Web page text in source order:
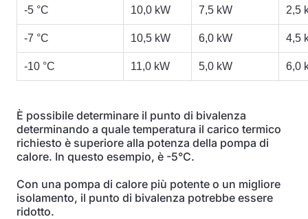
-5 °C 10,0 kW 7,5 kW 2,5
-7 °C 10,5 kW 6,0 kW 4,5
-10 °C 11,0 kW 5,0 kW 6,0
È possibile determinare il punto di bivalenza
determinando a quale temperatura il carico termico
richiesto è superiore alla potenza della pompa di
calore. In questo esempio, è -5°C.
Con una pompa di calore più potente o un migliore
isolamento, il punto di bivalenza potrebbe essere
ridotto.